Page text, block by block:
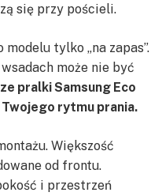
się przy pościeli.
tylko „na zapas”.
może nie być
pralki Samsung Eco
rytmu prania.
Większość
od frontu.
i przestrzeń